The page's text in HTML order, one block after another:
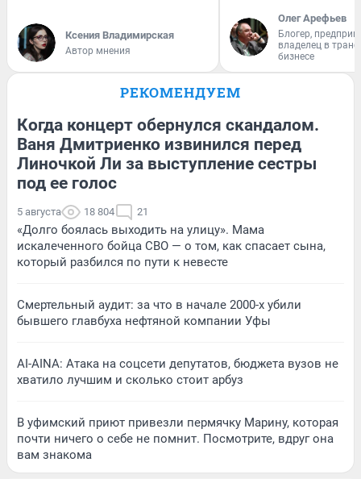
Ксения Владимирская
Автор мнения
Олег Арефьев
Блогер,
владелец в
бизнесе
РЕКОМЕНДУЕМ
Когда концерт обернулся скандалом.
Ваня Дмитриенко извинился перед
Линочкой Ли за выступление сестры
под ее голос
5 августа 18 804 21
«Долго боялась выходить на улицу». Мама
искалеченного бойца СВО — о том, как спасает сына,
который разбился по пути к невесте
Смертельный аудит: за что в начале 2000-х убили
бывшего главбуха нефтяной компании Уфы
AI-AINA: Атака на соцсети депутатов, бюджета вузов не
хватило лучшим и сколько стоит арбуз
В уфимский приют привезли пермячку Марину, которая
почти ничего о себе не помнит. Посмотрите, вдруг она
вам знакома